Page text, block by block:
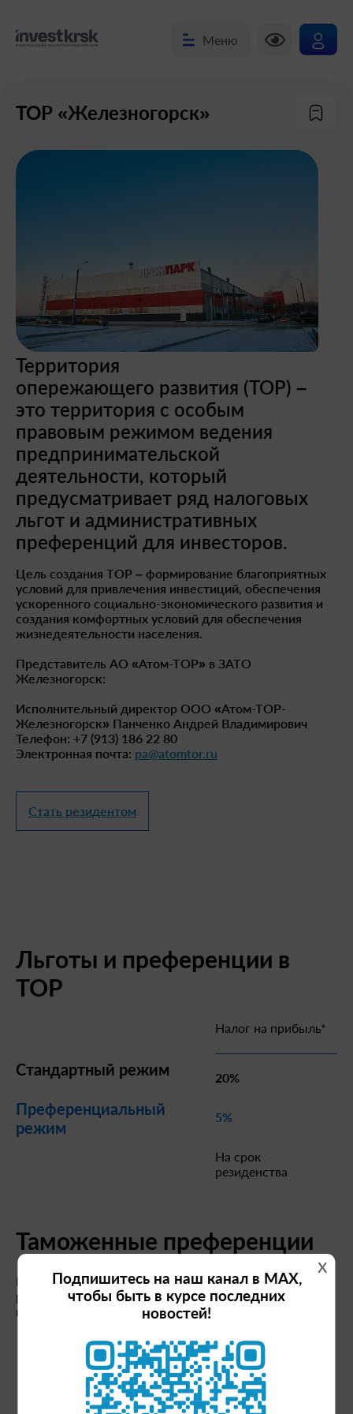
Меню
ТОР «Железногорск»
Территория
опережающего развития (ТОР) –
это территория с особым
правовым режимом ведения
предпринимательской
деятельности, который
предусматривает ряд налоговых
льгот и административных
преференций для инвесторов.
Цель создания ТОР – формирование благоприятных
условий для привлечения инвестиций, обеспечения
ускоренного социально-экономического развития и
создания комфортных условий для обеспечения
жизнедеятельности населения.
Представитель АО «Атом-ТОР» в ЗАТО
Железногорск:
Исполнительный директор ООО «Атом-ТОР-
Железногорск» Панченко Андрей Владимирович
Телефон: +7 (913) 186 22 80
Электронная почта: pa@atomtor.ru
Стать резидентом
Льготы и преференции в
ТОР
Стандартный режим
Преференциальный
режим
Налог на прибыль*
20%
5%
На срок
резиденства
Таможенные преференции
Режим свободной таможенной зоны позволит
резиденту ТОР существенно минимизировать
издержки по импортно-экспортным операциям:
освобождения от уплаты таможенных пошлин и
НДС (для налоговых агентов) в рамках
упрощения таможенных процедур при ввозе
импортного оборудования и комплектующих;
сократить расходы на закупку импортного сырья
Подпишитесь на наш канал в MAX,
чтобы быть в курсе последних
новостей!
x